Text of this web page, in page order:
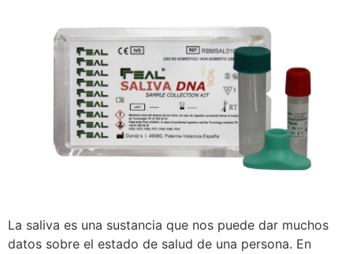
La saliva es una sustancia que nos puede dar muchos
datos sobre el estado de salud de una persona. En